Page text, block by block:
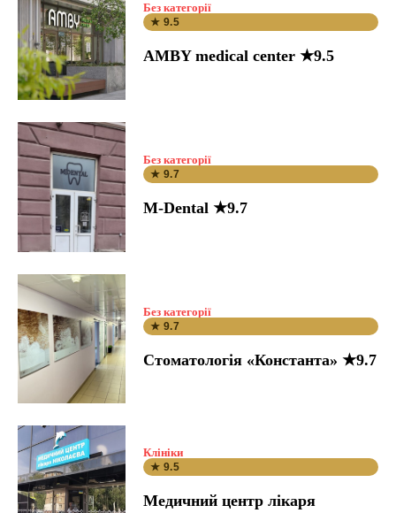
Без категорії
★ 9.5
AMBY medical center ★9.5
Без категорії
★ 9.7
M-Dental ★9.7
Без категорії
★ 9.7
Стоматологія «Константа» ★9.7
Клініки
★ 9.5
Медичний центр лікаря